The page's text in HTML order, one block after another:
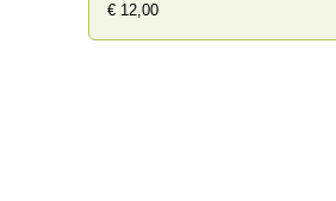
€ 12,00